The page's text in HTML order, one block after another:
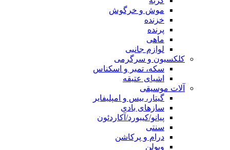
موش و خرگوش
خزنده
پرنده
ماهی
لوازم جانبی
کلکسیون و سرگرمی
سکه، تمبر و اسکناس
اشیای عتیقه
آلات موسیقی
گیتار، بیس و امپلیفایر
سازهای بادی
پیانو/کیبورد/آکاردئون
سنتی
درام و پرکاشن
ویولن